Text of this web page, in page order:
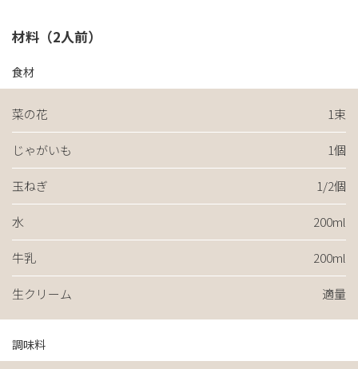
材料（2人前）
食材
菜の花 1束
じゃがいも 1個
玉ねぎ 1/2個
水 200ml
牛乳 200ml
生クリーム 適量
調味料